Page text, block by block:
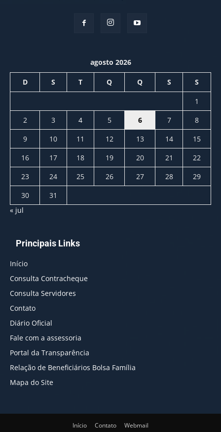
agosto 2026
D S T Q Q S S
1
2
3 4 5 6 7
8
9
10 11 12 13 14
15
16
17 18 19 20 21
22
23
24 25 26 27 28
29
30
31
« jul
Principais Links
Início
Consulta Contracheque
Consulta Servidores
Contato
Diário Oficial
Fale com a assessoria
Portal da Transparência
Relação de Beneficiários Bolsa Família
Mapa do Site
Início Contato Webmail